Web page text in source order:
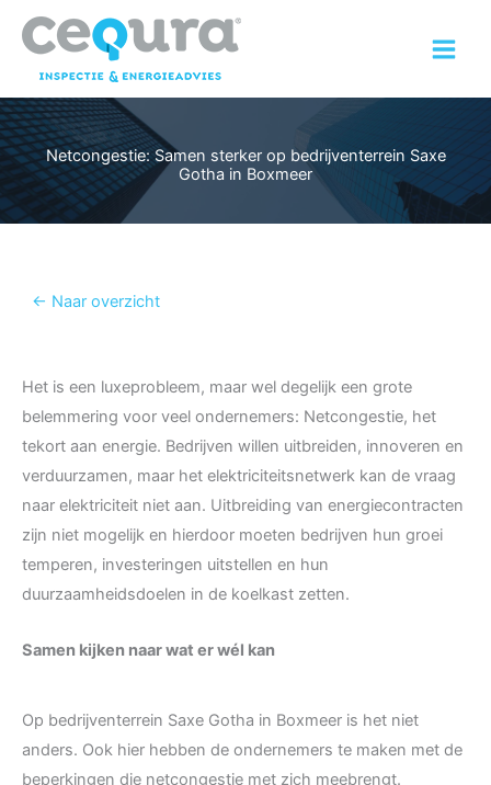
naar
inhoud
Netcongestie: Samen sterker op bedrijventerrein Saxe
Gotha in Boxmeer
← Naar overzicht
Het is een luxeprobleem, maar wel degelijk een grote
belemmering voor veel ondernemers: Netcongestie, het
tekort aan energie. Bedrijven willen uitbreiden, innoveren en
verduurzamen, maar het elektriciteitsnetwerk kan de vraag
naar elektriciteit niet aan. Uitbreiding van energiecontracten
zijn niet mogelijk en hierdoor moeten bedrijven hun groei
temperen, investeringen uitstellen en hun
duurzaamheidsdoelen in de koelkast zetten.
Samen kijken naar wat er wél kan
Op bedrijventerrein Saxe Gotha in Boxmeer is het niet
anders. Ook hier hebben de ondernemers te maken met de
beperkingen die netcongestie met zich meebrengt.